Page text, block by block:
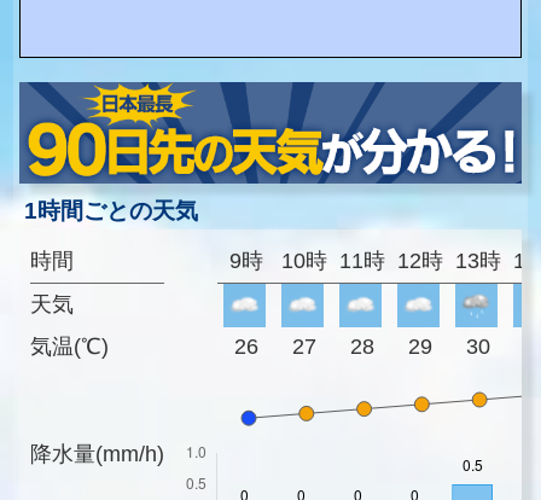
1時間ごとの天気
時間
天気
気温(℃)
降水量(mm/h)
9時 10時 11時 12時 13時
26 27 28 29 30